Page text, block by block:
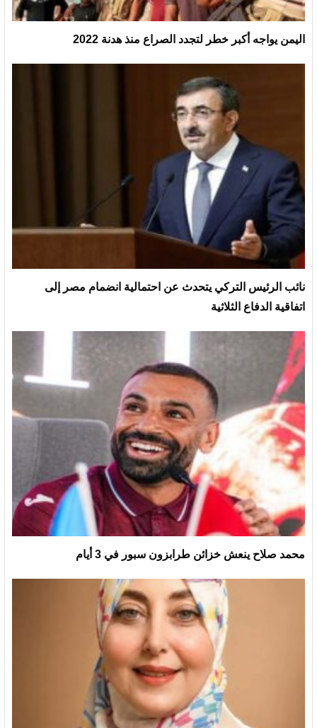
اليمن يواجه أكبر خطر لتجدد الصراع منذ هدنة 2022
نائب الرئيس التركي يتحدث عن احتمالية انضمام مصر إلى
اتفاقية الدفاع الثلاثية
محمد صلاح ينعش خزائن طرابزون سبور في 3 أيام